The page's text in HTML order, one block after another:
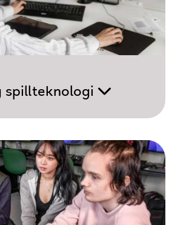
spillteknologi